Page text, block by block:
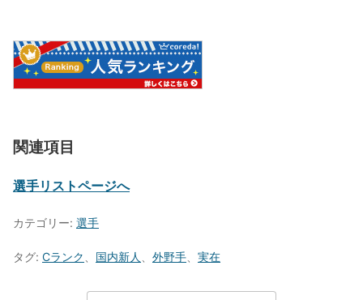
関連項目
選手リストページへ
カテゴリー: 選手
タグ: Cランク 国内新人 外野手 実在